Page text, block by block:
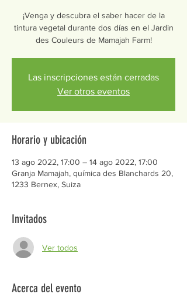
¡Venga y descubra el saber hacer de la
tintura vegetal durante dos días en el Jardin
des Couleurs de Mamajah Farm!
Las inscripciones están cerradas
Ver otros eventos
Horario y ubicación
13 ago 2022, 17:00 – 14 ago 2022, 17:00
Granja Mamajah, química des Blanchards 20,
1233 Bernex, Suiza
Invitados
Ver todos
Acerca del evento